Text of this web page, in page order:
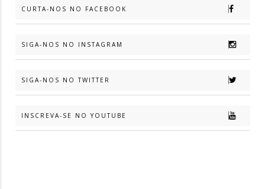
CURTA-NOS NO FACEBOOK
SIGA-NOS NO INSTAGRAM
SIGA-NOS NO TWITTER
INSCREVA-SE NO YOUTUBE